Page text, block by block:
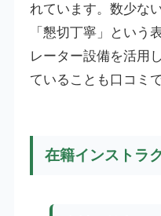
れています。数少な
「懇切丁寧」という
レーター設備を活用
ていることも口コミ
在籍インストラ